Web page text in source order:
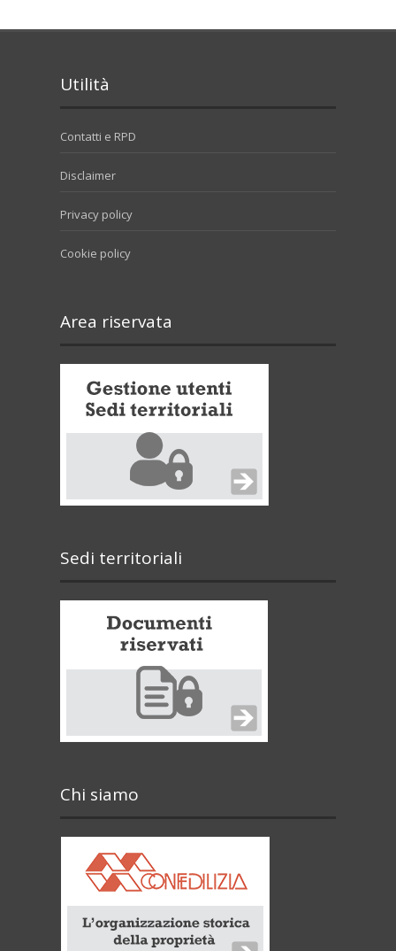
Utilità
Contatti e RPD
Disclaimer
Privacy policy
Cookie policy
Area riservata
Sedi territoriali
Chi siamo